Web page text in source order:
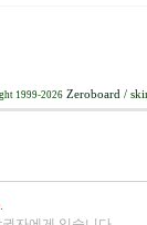
1999-2026 Zeroboard /